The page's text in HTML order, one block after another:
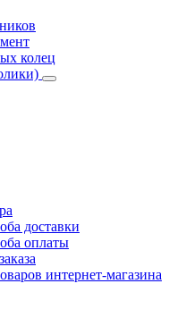
колец
доставки
оплаты
интернет-магазина